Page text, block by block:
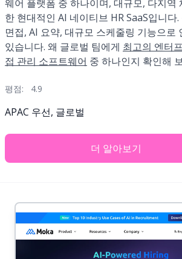
웨어 플랫폼 중 하나이며, 대규모, 다지역
한 현대적인 AI 네이티브 HR SaaS입니다.
면접, AI 요약, 대규모 스케줄링 기능으로
있습니다. 왜 글로벌 팀에게 최고의 엔터
접 관리 소프트웨어 중 하나인지 확인해
평점: 4.9
APAC 우선, 글로벌
더 알아보기